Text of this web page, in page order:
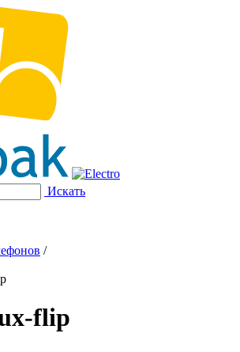
Искать
/
flip